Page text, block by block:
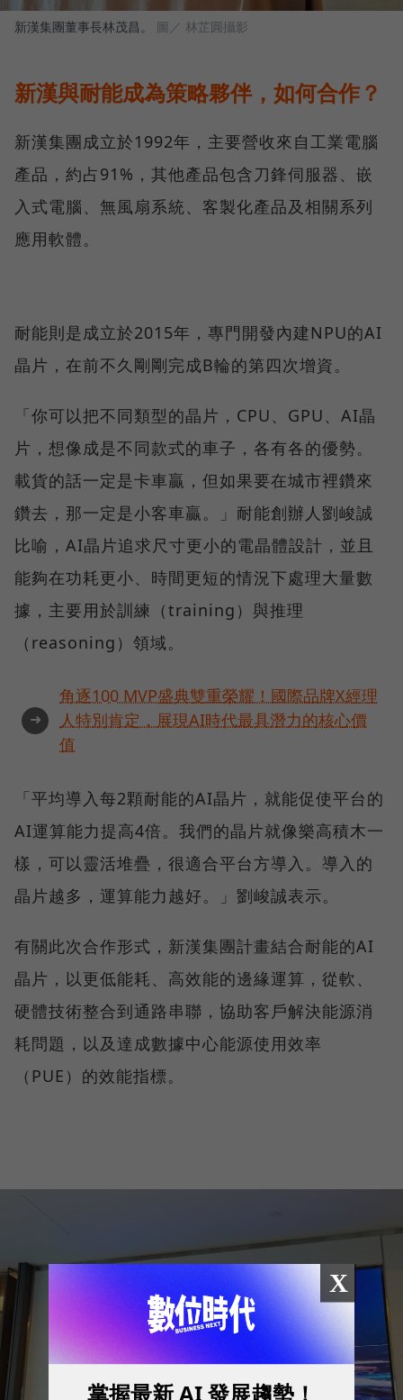
新漢集團董事長林茂昌。 圖／ 林芷圓攝影
新漢與耐能成為策略夥伴，如何合作？
新漢集團成立於1992年，主要營收來自工業電腦
產品，約占91%，其他產品包含刀鋒伺服器、嵌
入式電腦、無風扇系統、客製化產品及相關系列
應用軟體。
耐能則是成立於2015年，專門開發內建NPU的AI
晶片，在前不久剛剛完成B輪的第四次增資。
「你可以把不同類型的晶片，CPU、GPU、AI晶
片，想像成是不同款式的車子，各有各的優勢。
載貨的話一定是卡車贏，但如果要在城市裡鑽來
鑽去，那一定是小客車贏。」耐能創辦人劉峻誠
比喻，AI晶片追求尺寸更小的電晶體設計，並且
能夠在功耗更小、時間更短的情況下處理大量數
據，主要用於訓練（training）與推理
（reasoning）領域。
➜
角逐100 MVP盛典雙重榮耀！國際品牌X經理
人特別肯定，展現AI時代最具潛力的核心價
值
「平均導入每2顆耐能的AI晶片，就能促使平台的
AI運算能力提高4倍。我們的晶片就像樂高積木一
樣，可以靈活堆疊，很適合平台方導入。導入的
晶片越多，運算能力越好。」劉峻誠表示。
有關此次合作形式，新漢集團計畫結合耐能的AI
晶片，以更低能耗、高效能的邊緣運算，從軟、
硬體技術整合到通路串聯，協助客戶解決能源消
耗問題，以及達成數據中心能源使用效率
（PUE）的效能指標。
X
掌握最新 AI 發展趨勢！